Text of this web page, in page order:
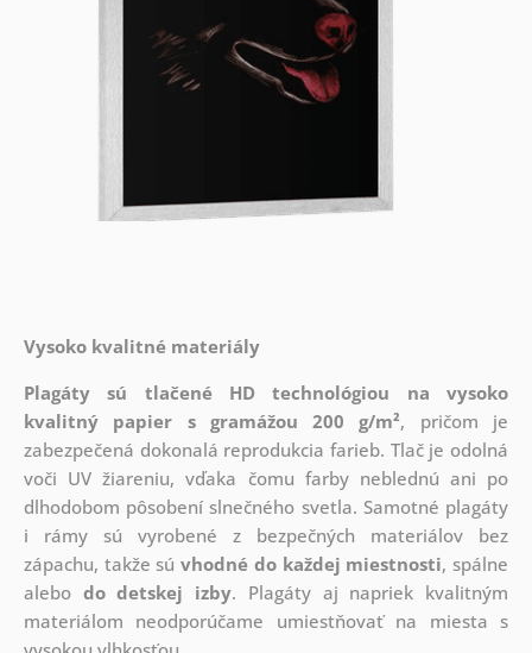
Vysoko kvalitné materiály
Plagáty sú tlačené HD technológiou na vysoko
kvalitný papier s gramážou 200 g/m², pričom je
zabezpečená dokonalá reprodukcia farieb. Tlač je odolná
voči UV žiareniu, vďaka čomu farby neblednú ani po
dlhodobom pôsobení slnečného svetla. Samotné plagáty
i rámy sú vyrobené z bezpečných materiálov bez
zápachu, takže súvhodné do každej miestnosti, spálne
alebo do detskej izby. Plagáty aj napriek kvalitným
materiálom neodporúčame umiestňovať na miesta s